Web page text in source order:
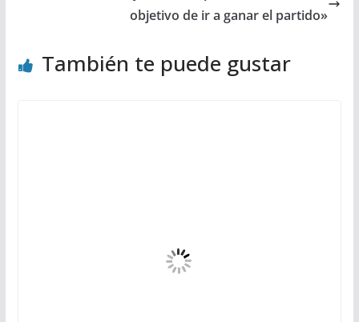
objetivo de ir a ganar el partido»
También te puede gustar